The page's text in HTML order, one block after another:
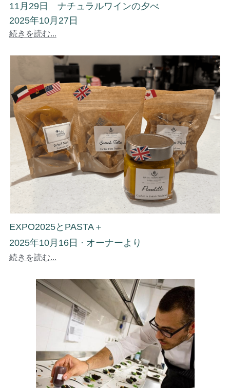
11月29日 ナチュラルワインの夕べ
2025年10月27日
続きを読む...
EXPO2025とPASTA＋
2025年10月16日 · オーナーより
続きを読む...